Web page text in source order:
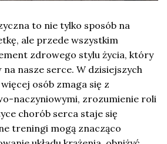
to nie tylko sposób na
ale przede wszystkim
zdrowego stylu życia, który
na nasze serce. W dzisiejszych
osób zmaga się z
naczyniowymi, zrozumienie roli
chorób serca staje się
treningi mogą znacząco